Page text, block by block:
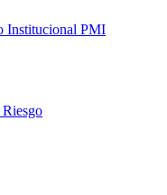
Institucional PMI